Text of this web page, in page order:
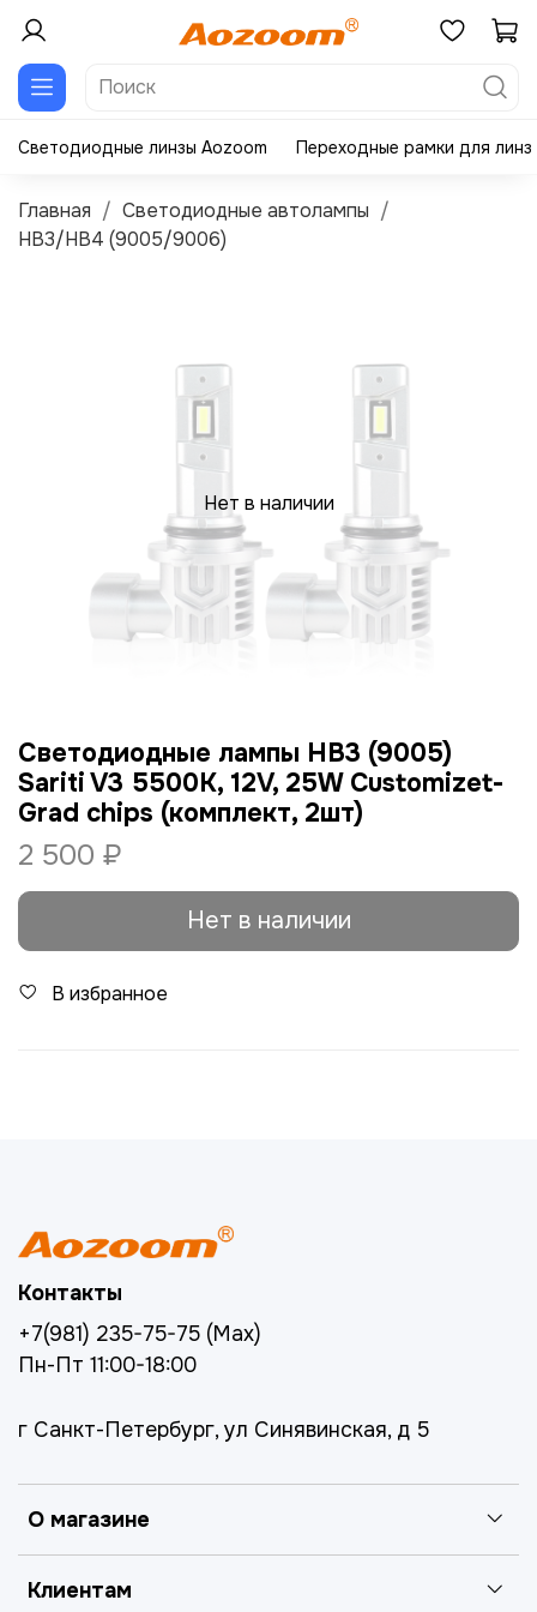
Светодиодные линзы Aozoom Переходные рамки для линз
Главная
Светодиодные автолампы
HB3/HB4 (9005/9006)
Нет в наличии
Светодиодные лампы HB3 (9005)
Sariti V3 5500К, 12V, 25W Customizet-
Grad chips (комплект, 2шт)
2 500 ₽
Нет в наличии
В избранное
О магазине
Клиентам
Контакты
+7(981) 235-75-75 (Max)
Пн-Пт 11:00-18:00
г Санкт-Петербург, ул Синявинская, д 5